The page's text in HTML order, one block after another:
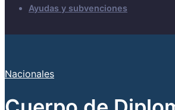
Ayudas y subvenciones
Nacionales